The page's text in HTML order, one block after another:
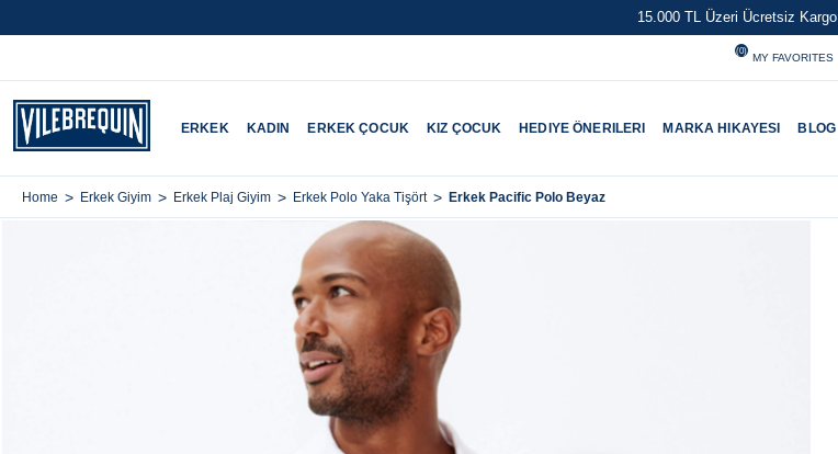
15.000 TL Üzeri Ücretsiz Kargo
MY FAVORITES
(0)
ERKEK KADIN ERKEK ÇOCUK KIZ ÇOCUK HEDIYE ÖNERILERI MARKA HIKAYESI BLOG
Home > Erkek Giyim > Erkek Plaj Giyim > Erkek Polo Yaka Tişört > Erkek Pacific Polo Beyaz